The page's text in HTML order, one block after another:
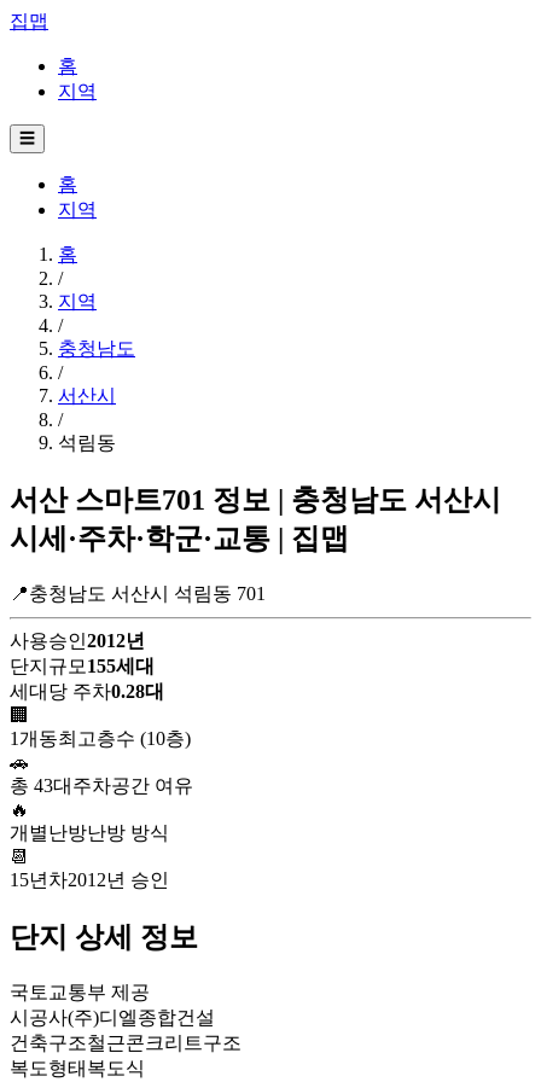
집맵
홈
지역
☰
홈
지역
홈
/
지역
/
충청남도
/
서산시
/
석림동
서산 스마트701 정보 | 충청남도 서산시
시세·주차·학군·교통 | 집맵
📍충청남도 서산시 석림동 701
사용승인2012년
단지규모 155세대
세대당 주차0.28대
🏢
1개동최고층수 (10층)
🚗
총 43대 주차공간 여유
🔥
개별난방난방 방식
📆
15년차2012년 승인
단지 상세 정보
국토교통부 제공
시공사(주)디엘종합건설
건축구조철근콘크리트구조
복도형태 복도식